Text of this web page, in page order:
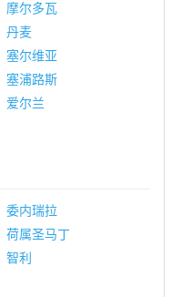
摩尔多瓦
丹麦
塞尔维亚
塞浦路斯
爱尔兰
委内瑞拉
荷属圣马丁
智利